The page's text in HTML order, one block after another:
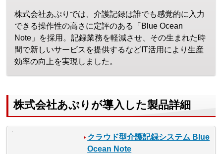
株式会社あぷりでは、介護記録は誰でも感覚的に入力
できる操作性の高さに定評のある「Blue Ocean
Note」を採用。記録業務を軽減させ、その生まれた時
間で新しいサービスを提供するなどIT活用により生産
効率の向上を実現しました。
株式会社あぷりが導入した製品詳細
クラウド型介護記録システム Blue
Ocean Note